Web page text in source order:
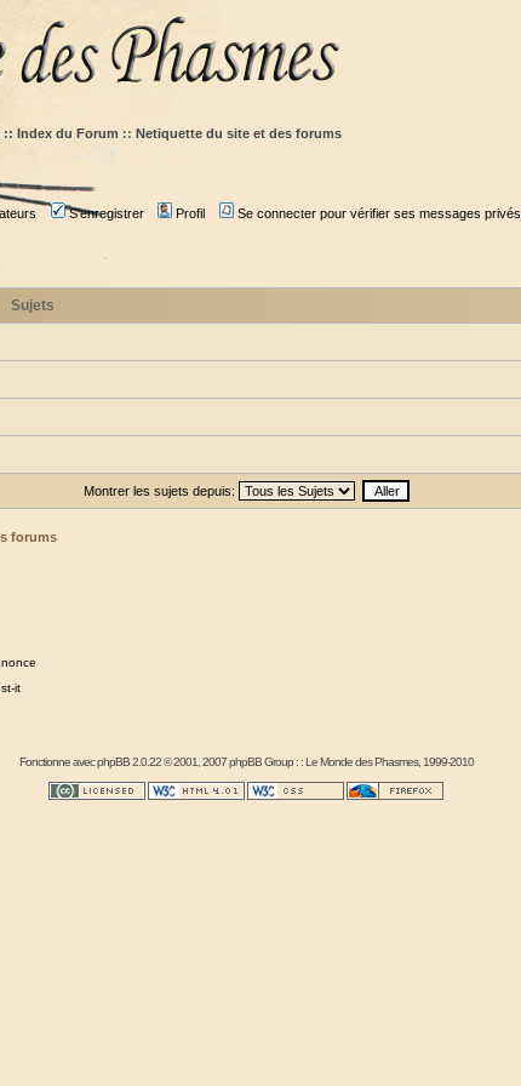
:: Index du Forum :: Netiquette du site et des forums
S'enregistrer Profil Se connecter pour vérifier ses messages privés
Sujets
Montrer les sujets depuis:
forums
it
Fonctionne avecphpBB2.0.22 © 2001, 2007 phpBB Group : :Le Monde des Phasmes, 1999-2010